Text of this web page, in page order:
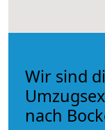
Wir sind
nach